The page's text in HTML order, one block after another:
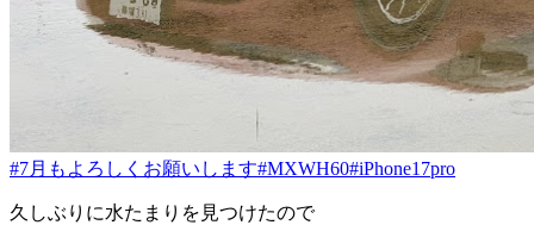
#7月もよろしくお願いします#MXWH60#iPhone17pro
久しぶりに水たまりを見つけたので